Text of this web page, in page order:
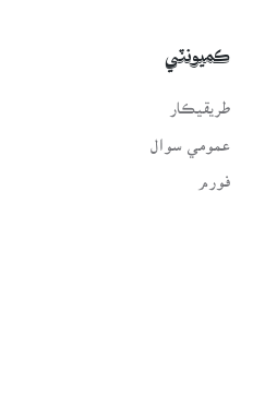
ڪميونٽي
طريقيڪار
عمومي سوال
فورم